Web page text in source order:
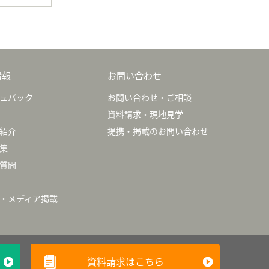
バック
介
問
メディア掲載
お問い合わせ
お問い合わせ・ご相談
資料請求・現地見学
提携・掲載のお問い合わせ
資料請求はこちら